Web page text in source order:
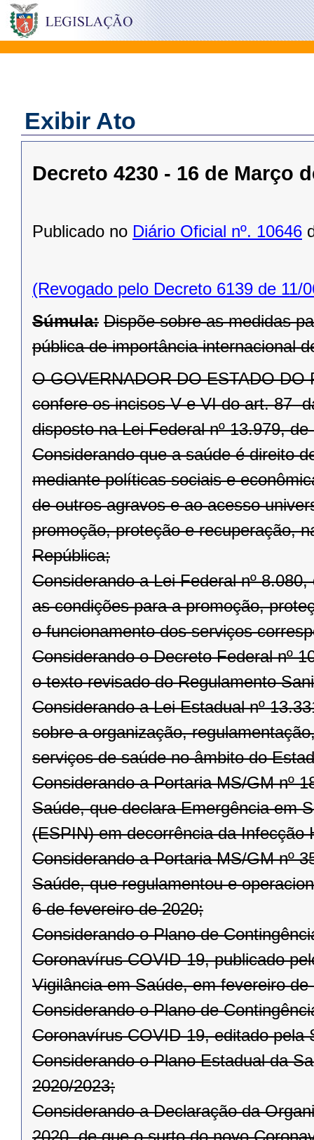
Exibir Ato
Decreto 4230 - 16 de Março
Publicado no Diário Oficial nº. 10646
(Revogado pelo Decreto 6139 de 11/
Súmula: Dispõe sobre as medidas
pública de importância internacional
O GOVERNADOR DO ESTADO DO
confere os incisos V e VI do art. 87
disposto na Lei Federal nº 13.979,
Considerando que a saúde é direito
mediante políticas sociais e
de outros agravos e ao acesso
promoção, proteção e recuperação,
República;
Considerando a Lei Federal nº
as condições para a promoção,
o funcionamento dos serviços
Considerando o Decreto Federal nº
o texto revisado do Regulamento
Considerando a Lei Estadual nº
sobre a organização,
serviços de saúde no âmbito do
Considerando a Portaria MS/GM nº
Saúde, que declara Emergência em
(ESPIN) em decorrência da Infecção
Considerando a Portaria MS/GM nº
Saúde, que regulamentou e
6 de fevereiro de 2020;
Considerando o Plano de
Coronavírus COVID-19, publicado
Vigilância em Saúde, em fevereiro de
Considerando o Plano de
Coronavírus COVID-19, editado pela
Considerando o Plano Estadual da
2020/2023;
Considerando a Declaração da